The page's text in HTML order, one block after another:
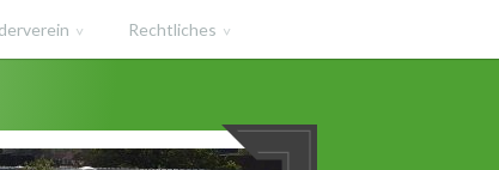
Rechtliches